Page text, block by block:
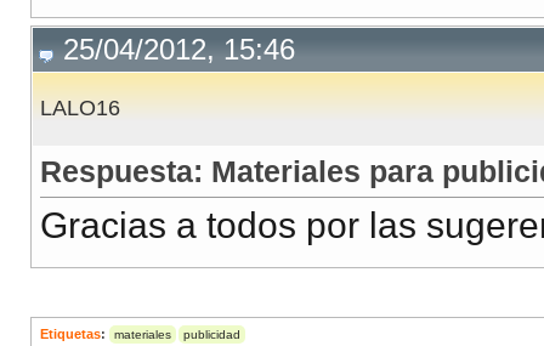
25/04/2012, 15:46
LALO16
Respuesta: Materiales para
Gracias a todos por las
Etiquetas: materiales publicidad